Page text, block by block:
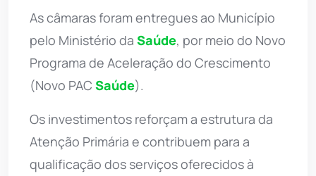
As câmaras foram entregues ao Município
pelo Ministério da Saúde, por meio do Novo
Programa de Aceleração do Crescimento
(Novo PAC Saúde).
Os investimentos reforçam a estrutura da
Atenção Primária e contribuem para a
qualificação dos serviços oferecidos à